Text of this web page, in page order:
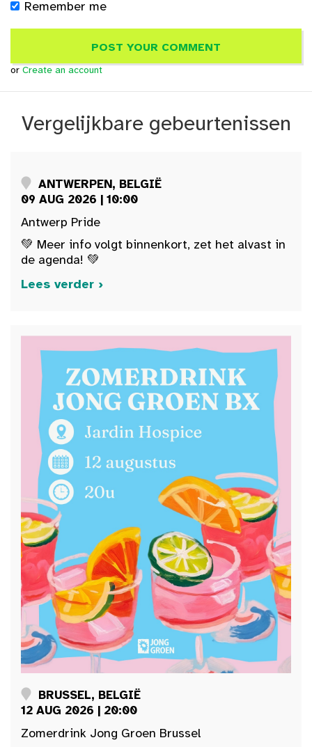
Remember me
or Create an account
Vergelijkbare gebeurtenissen
ANTWERPEN, BELGIË
09 AUG 2026 | 10:00
Antwerp Pride
💚 Meer info volgt binnenkort, zet het alvast in
de agenda! 💚
Lees verder ›
BRUSSEL, BELGIË
12 AUG 2026 | 20:00
Zomerdrink Jong Groen Brussel